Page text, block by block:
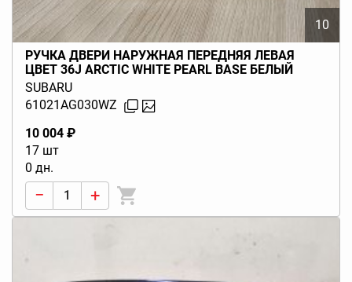
10
РУЧКА ДВЕРИ НАРУЖНАЯ ПЕРЕДНЯЯ ЛЕВАЯ
ЦВЕТ 36J ARCTIC WHITE PEARL BASE БЕЛЫЙ
LEGACY BL BP (B13) 2003-2009
SUBARU
61021AG030WZ
10 004 ₽
17 шт
0 дн.
− +